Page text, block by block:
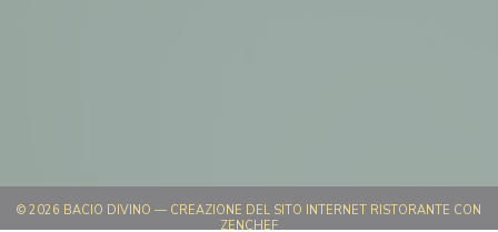
© 2026 BACIO DIVINO — CREAZIONE DEL SITO INTERNET RISTORANTE CON
ZENCHEF((APRE UNA NUOVA FINESTRA))